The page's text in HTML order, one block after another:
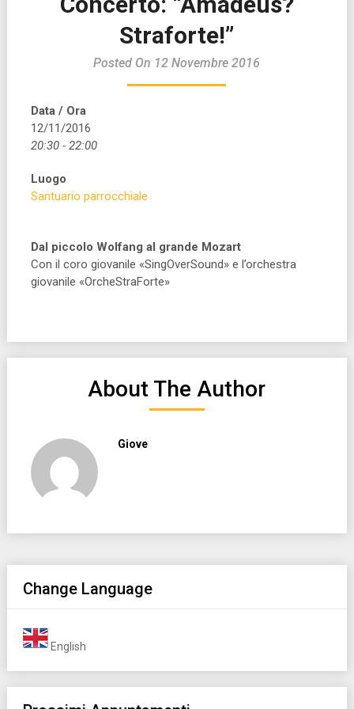
Straforte!”
Posted On 12 Novembre 2016
Data / Ora
12/11/2016
20:30 - 22:00
Luogo
Santuario parrocchiale
Dal piccolo Wolfang al grande Mozart
Con il coro giovanile «SingOverSound» e l’orchestra
giovanile «OrcheStraForte»
About The Author
Giove
Change Language
English